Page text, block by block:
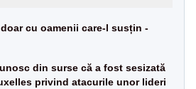
cu oamenii care-l susțin -
din surse că a fost sesizată
privind atacurile unor lideri